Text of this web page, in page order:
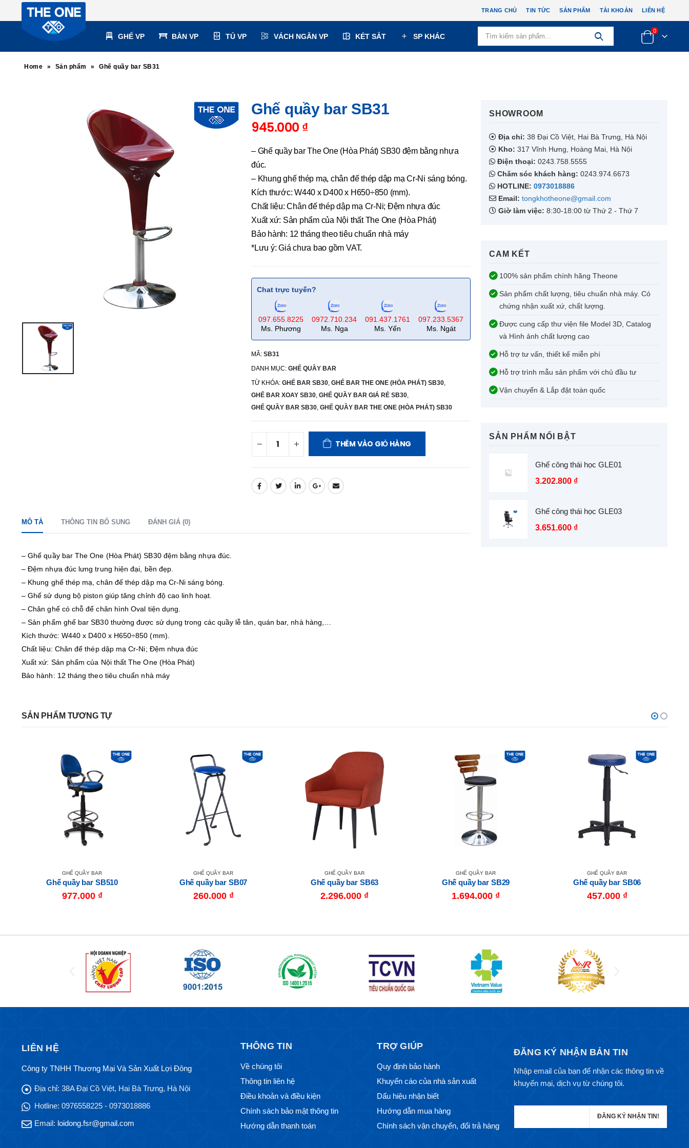
TRANG CHỦ TIN TỨC SẢN PHẨM TÀI KHOẢN LIÊN HỆ
GHẾ VP BÀN VP TỦ VP VÁCH NGĂN VP KÉT SẮT SP KHÁC
0
Home » Sản phẩm » Ghế quầy bar SB31
Ghế quầy bar SB31
945.000 ₫
– Ghế quầy bar The One (Hòa Phát) SB30 đệm bằng nhựa
đúc.
– Khung ghế thép mạ, chân đế thép dập mạ Cr-Ni sáng bóng.
Kích thước: W440 x D400 x H650÷850 (mm).
Chất liệu: Chân đế thép dập mạ Cr-Ni; Đệm nhựa đúc
Xuất xứ: Sản phẩm của Nội thất The One (Hòa Phát)
Bảo hành: 12 tháng theo tiêu chuẩn nhà máy
*Lưu ý: Giá chưa bao gồm VAT.
Chat trực tuyến?
097.655.8225
Ms. Phương
0972.710.234
Ms. Nga
091.437.1761
Ms. Yến
097.233.5367
Ms. Ngát
MÃ: SB31
DANH MỤC: GHẾ QUẦY BAR
TỪ KHÓA: GHẾ BAR SB30 GHẾ BAR THE ONE (HÒA PHÁT) SB30
GHẾ BAR XOAY SB30 GHẾ QUẦY BAR GIÁ RẺ SB30
GHẾ QUẦY BAR SB30 GHẾ QUẦY BAR THE ONE (HÒA PHÁT) SB30
THÊM VÀO GIỎ HÀNG
MÔ TẢ THÔNG TIN BỔ SUNG ĐÁNH GIÁ (0)
– Ghế quầy bar The One (Hòa Phát) SB30 đệm bằng nhựa đúc.
– Đệm nhựa đúc lưng trung hiện đại, bền đẹp.
– Khung ghế thép mạ, chân đế thép dập mạ Cr-Ni sáng bóng.
– Ghế sử dụng bộ piston giúp tăng chỉnh độ cao linh hoạt.
– Chân ghế có chỗ để chân hình Oval tiện dụng.
– Sản phẩm ghế bar SB30 thường được sử dụng trong các quầy lễ tân, quán bar, nhà hàng,…
Kích thước: W440 x D400 x H650÷850 (mm).
Chất liệu: Chân đế thép dập mạ Cr-Ni; Đệm nhựa đúc
Xuất xứ: Sản phẩm của Nội thất The One (Hòa Phát)
Bảo hành: 12 tháng theo tiêu chuẩn nhà máy
SHOWROOM​
Địa chỉ: 38 Đại Cồ Việt, Hai Bà Trưng, Hà Nội
Kho: 317 Vĩnh Hưng, Hoàng Mai, Hà Nội
Điện thoại: 0243.758.5555
Chăm sóc khách hàng: 0243.974.6673
HOTLINE: 0973018886
Email: tongkhotheone@gmail.com
Giờ làm việc: 8:30-18:00 từ Thứ 2 - Thứ 7
CAM KẾT​
100% sản phẩm chính hãng Theone
Sản phẩm chất lượng, tiêu chuẩn nhà máy. Có
chứng nhận xuất xứ, chất lượng.
Được cung cấp thư viện file Model 3D, Catalog
và Hình ảnh chất lượng cao
Hỗ trợ tư vấn, thiết kế miễn phí
Hỗ trợ trình mẫu sản phẩm với chủ đầu tư
Vận chuyển & Lắp đặt toàn quốc
SẢN PHẨM NỔI BẬT
Ghế công thái học GLE01
3.202.800 ₫
Ghế công thái học GLE03
3.651.600 ₫
SẢN PHẨM TƯƠNG TỰ
GHẾ QUẦY BAR
Ghế quầy bar SB510
977.000 ₫
GHẾ QUẦY BAR
Ghế quầy bar SB07
260.000 ₫
GHẾ QUẦY BAR
Ghế quầy bar SB63
2.296.000 ₫
GHẾ QUẦY BAR
Ghế quầy bar SB29
1.694.000 ₫
GHẾ QUẦY BAR
Ghế quầy bar SB06
457.000 ₫
LIÊN HỆ
Công ty TNHH Thương Mại Và Sản Xuất Lợi Đông
Địa chỉ: 38A Đại Cồ Việt, Hai Bà Trưng, Hà Nội
Hotline: 0976558225 - 0973018886
Email: loidong.fsr@gmail.com
THÔNG TIN
Về chúng tôi
Thông tin liên hệ
Điều khoản và điều kiện
Chính sách bảo mật thông tin
Hướng dẫn thanh toán
TRỢ GIÚP
Quy định bảo hành
Khuyến cáo của nhà sản xuất
Dấu hiệu nhận biết
Hướng dẫn mua hàng
Chính sách vận chuyển, đổi trả hàng
ĐĂNG KÝ NHẬN BẢN TIN
Nhập email của bạn để nhận các thông tin về
khuyến mại, dịch vụ từ chúng tôi.